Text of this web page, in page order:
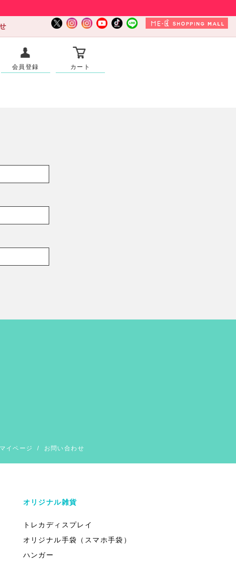
会員登録 カート
イページ / お問い合わせ
オリジナル雑貨
トレカディスプレイ
オリジナル手袋（スマホ手袋）
ハンガー